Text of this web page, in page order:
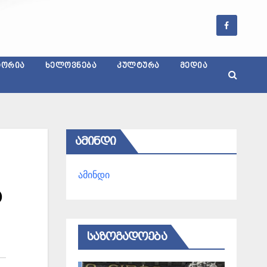
ᲮᲔᲚᲝᲕᲜᲔᲑᲐ ᲙᲣᲚᲢᲣᲠᲐ ᲛᲔᲓᲘᲐ
ᲐᲛᲘᲜᲓᲘ
ამინდი
ᲡᲐᲖᲝᲒᲐᲓᲝᲔᲑᲐ